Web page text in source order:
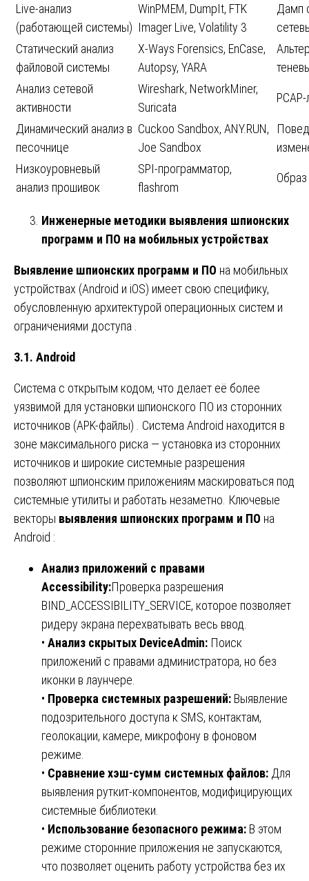
Live-анализ
(работающей системы)
WinPMEM, DumpIt, FTK
Imager Live, Volatility 3
Дамп
Статический анализ
файловой системы
X-Ways Forensics, EnCase,
Autopsy, YARA
Анализ сетевой
активности
Wireshark, NetworkMiner,
Suricata
Динамический анализ в
песочнице
Cuckoo Sandbox, ANY.RUN,
Joe Sandbox
Низкоуровневый
анализ прошивок
SPI-программатор,
flashrom
Образ
Инженерные методики выявления шпионских
программ и ПО на мобильных устройствах
Выявление шпионских программ и ПО на мобильных
устройствах (Android и iOS) имеет свою специфику,
обусловленную архитектурой операционных систем и
ограничениями доступа .
3.1. Android
Система с открытым кодом, что делает её более
уязвимой для установки шпионского ПО из сторонних
источников (APK-файлы) . Система Android находится в
зоне максимального риска — установка из сторонних
источников и широкие системные разрешения
позволяют шпионским приложениям маскироваться под
системные утилиты и работать незаметно. Ключевые
векторы выявления шпионских программ и ПО на
Android :
Анализ приложений с правами
Accessibility:Проверка разрешения
BIND_ACCESSIBILITY_SERVICE, которое позволяет
ридеру экрана перехватывать весь ввод.
• Анализ скрытых DeviceAdmin: Поиск
приложений с правами администратора, но без
иконки в лаунчере.
• Проверка системных разрешений: Выявление
подозрительного доступа к SMS, контактам,
геолокации, камере, микрофону в фоновом
режиме.
• Сравнение хэш-сумм системных файлов: Для
выявления руткит-компонентов, модифицирующих
системные библиотеки.
• Использование безопасного режима: В этом
режиме сторонние приложения не запускаются,
что позволяет оценить работу устройства без их